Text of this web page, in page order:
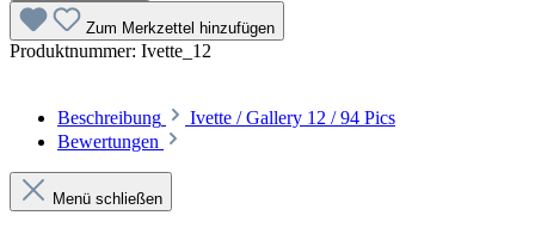
Zum Merkzettel hinzufügen
Produktnummer: Ivette_12
Beschreibung
Ivette / Gallery 12 / 94 Pics
Bewertungen
Menü schließen